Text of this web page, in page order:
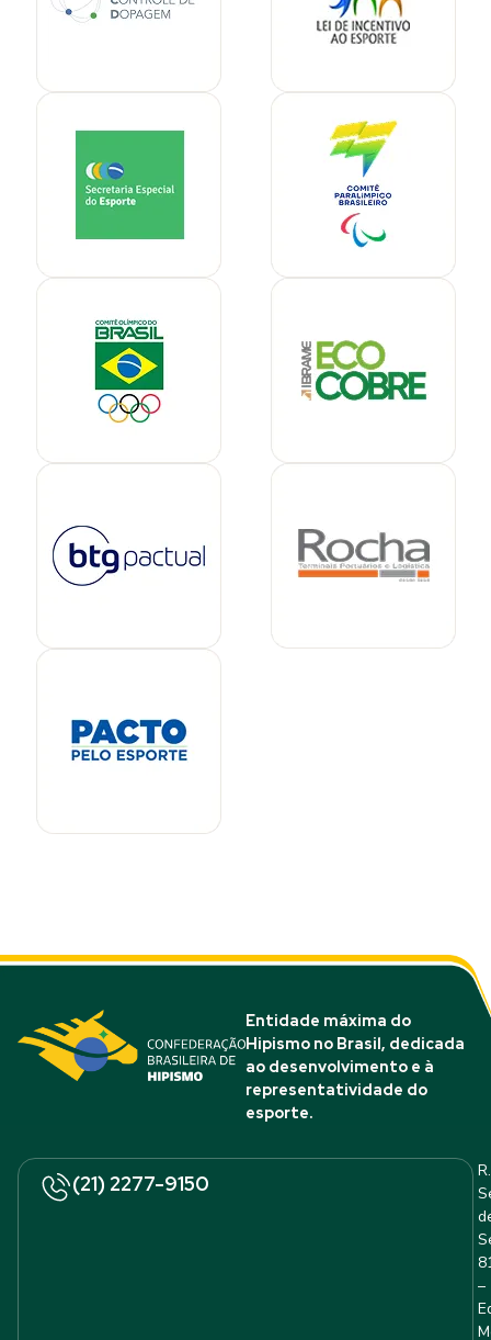
Entidade máxima do
Hipismo no Brasil, dedicada
ao desenvolvimento e à
representatividade do
esporte.
(21) 2277-9150
R.
–